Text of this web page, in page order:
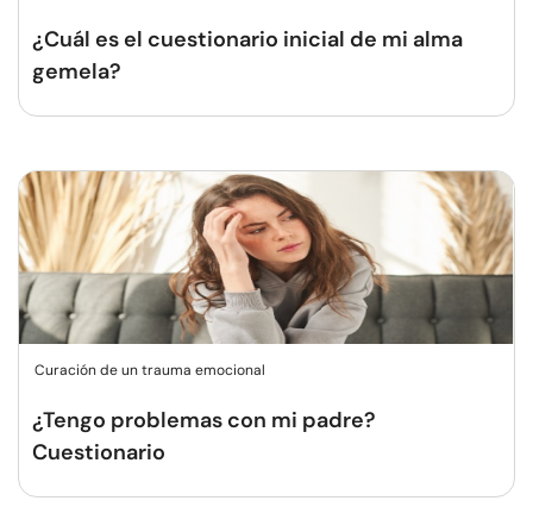
¿Cuál es el cuestionario inicial de mi alma
gemela?
Curación de un trauma emocional
¿Tengo problemas con mi padre?
Cuestionario